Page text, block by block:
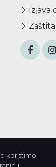
Izjava
Javna
koristimo